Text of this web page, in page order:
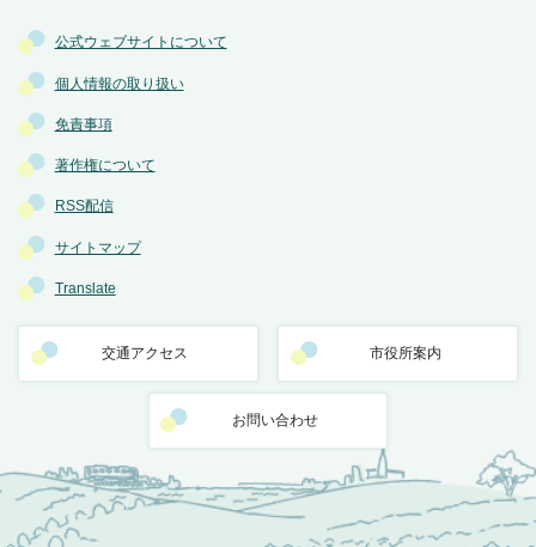
公式ウェブサイトについて
個人情報の取り扱い
免責事項
著作権について
RSS配信
サイトマップ
Translate
交通アクセス 市役所案内
お問い合わせ